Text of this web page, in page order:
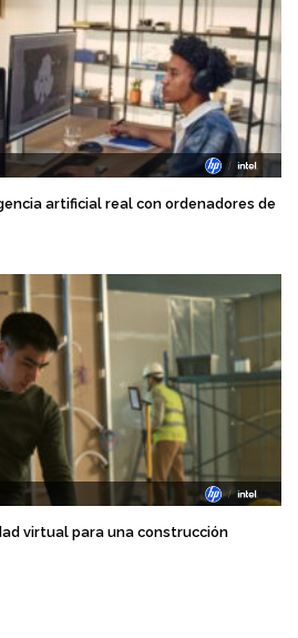
artificial real con ordenadores de
virtual para una construcción